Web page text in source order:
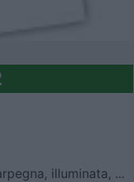
illuminata, ...